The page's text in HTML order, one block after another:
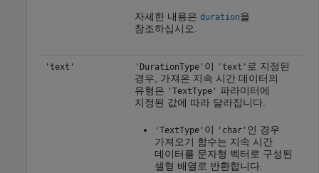
자세한 내용은 duration을
참조하십시오.
'text' 'DurationType' 이 'text' 로 지정된
경우, 가져온 지속 시간 데이터의
유형은 'TextType' 파라미터에
지정된 값에 따라 달라집니다.
'TextType' 이 'char' 인 경우
가져오기 함수는 지속 시간
데이터를 문자형 벡터로 구성된
셀형 배열로 반환합니다.